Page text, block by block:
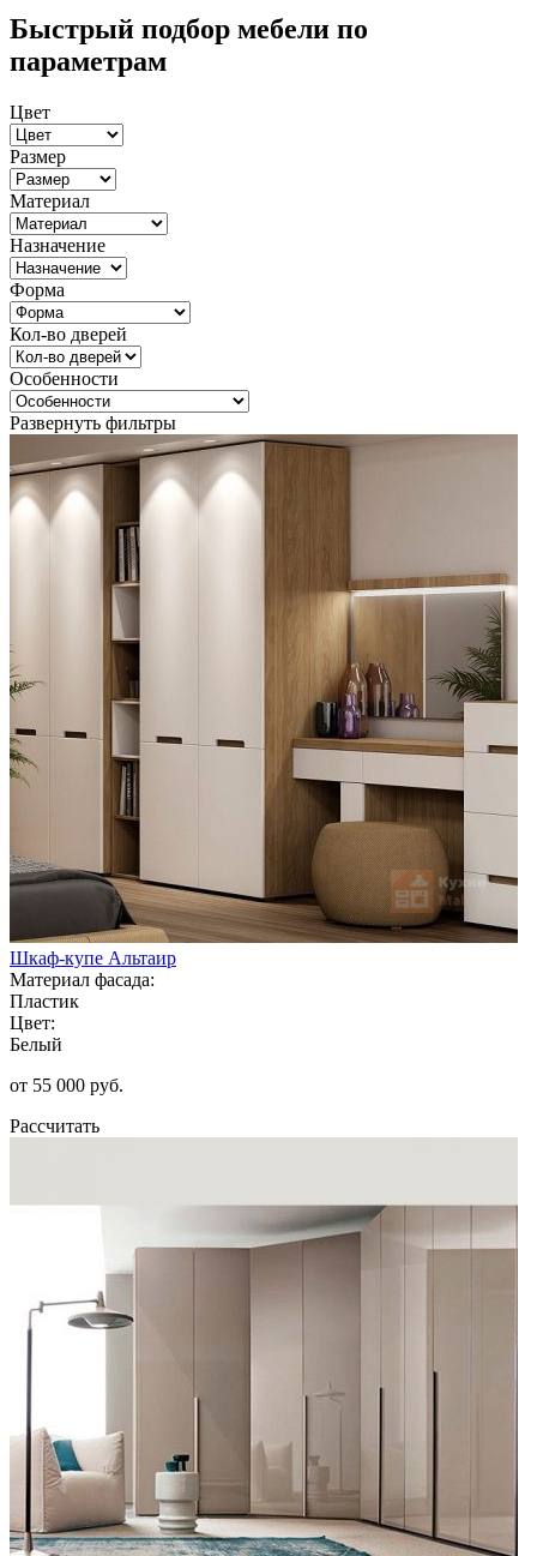
Быстрый подбор мебели по
параметрам
Цвет
Размер
Материал
Назначение
Форма
Кол-во дверей
Особенности
Развернуть фильтры
Шкаф-купе Альтаир
Материал фасада:
Пластик
Цвет:
Белый
от 55 000 руб.
Рассчитать